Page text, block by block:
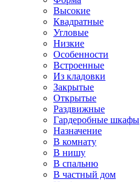
Высокие
Квадратные
Угловые
Низкие
Особенности
Встроенные
Из кладовки
Закрытые
Открытые
Раздвижные
Гардеробные шкафы
Назначение
В комнату
В нишу
В спальню
В частный дом